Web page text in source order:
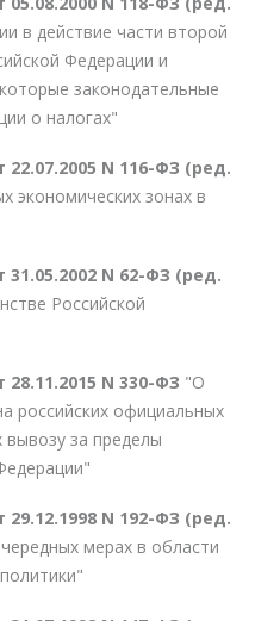
в действие части второй
Федерации и
законодательные
о налогах"
N 116-ФЗ (ред.
экономических зонах в
N 62-ФЗ (ред.
Российской
N 330-ФЗ "О
российских официальных
за пределы
N 192-ФЗ (ред.
мерах в области